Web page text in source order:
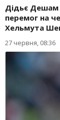
Дідьє Дешам
перемог на
Хельмута
27 червня, 08:36